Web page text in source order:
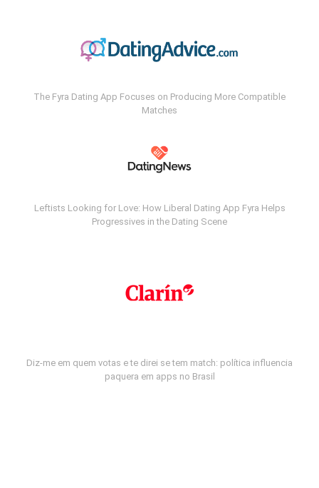
The Fyra Dating App Focuses on Producing More Compatible
Matches
Leftists Looking for Love: How Liberal Dating App Fyra Helps
Progressives in the Dating Scene
Diz-me em quem votas e te direi se tem match: política influencia
paquera em apps no Brasil